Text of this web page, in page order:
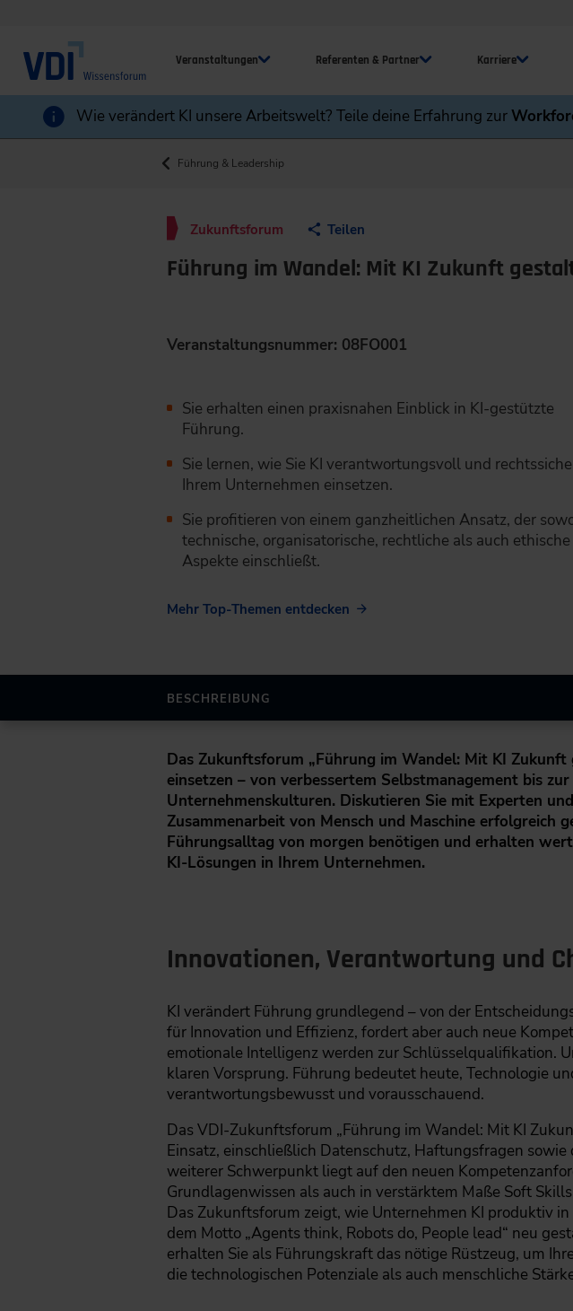
Veranstaltungen Referenten & Partner Karriere
Wie verändert KI unsere Arbeitswelt? Teile deine Erfahrung zur
Führung & Leadership
Zukunftsforum Teilen
Führung im Wandel: Mit KI Zukunft
Veranstaltungsnummer: 08FO001
Sie erhalten einen praxisnahen Einblick in KI-gestützte
Führung.
Sie lernen, wie Sie KI verantwortungsvoll und
Ihrem Unternehmen einsetzen.
Sie profitieren von einem ganzheitlichen Ansatz, der
technische, organisatorische, rechtliche als auch ethische
Aspekte einschließt.
Mehr Top-Themen entdecken
BESCHREIBUNG
Das Zukunftsforum „Führung im Wandel: Mit KI
einsetzen – von verbessertem Selbstmanagement bis
Unternehmenskulturen. Diskutieren Sie mit Experten
Zusammenarbeit von Mensch und Maschine erfolgreich
Führungsalltag von morgen benötigen und erhalten
KI-Lösungen in Ihrem Unternehmen.
Innovationen, Verantwortung und
KI verändert Führung grundlegend – von der
für Innovation und Effizienz, fordert aber auch neue
emotionale Intelligenz werden zur Schlüsselqualifikation.
klaren Vorsprung. Führung bedeutet heute, Technologie
verantwortungsbewusst und vorausschauend.
Das VDI-Zukunftsforum „Führung im Wandel: Mit KI
Einsatz, einschließlich Datenschutz, Haftungsfragen
weiterer Schwerpunkt liegt auf den neuen
Grundlagenwissen als auch in verstärktem Maße Soft
Das Zukunftsforum zeigt, wie Unternehmen KI produktiv
dem Motto „Agents think, Robots do, People lead“ neu
erhalten Sie als Führungskraft das nötige Rüstzeug, um
die technologischen Potenziale als auch menschliche